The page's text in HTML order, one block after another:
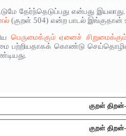
தேர்ந்தெடுப்பது என்பது
(குறள் 504) என்ற பாடல் இங்குதான்
பெருமைக்கும் ஏனைச்
பற்றியதாகக் கொண்டு
குறள் திறன்-
குறள் திறன்-